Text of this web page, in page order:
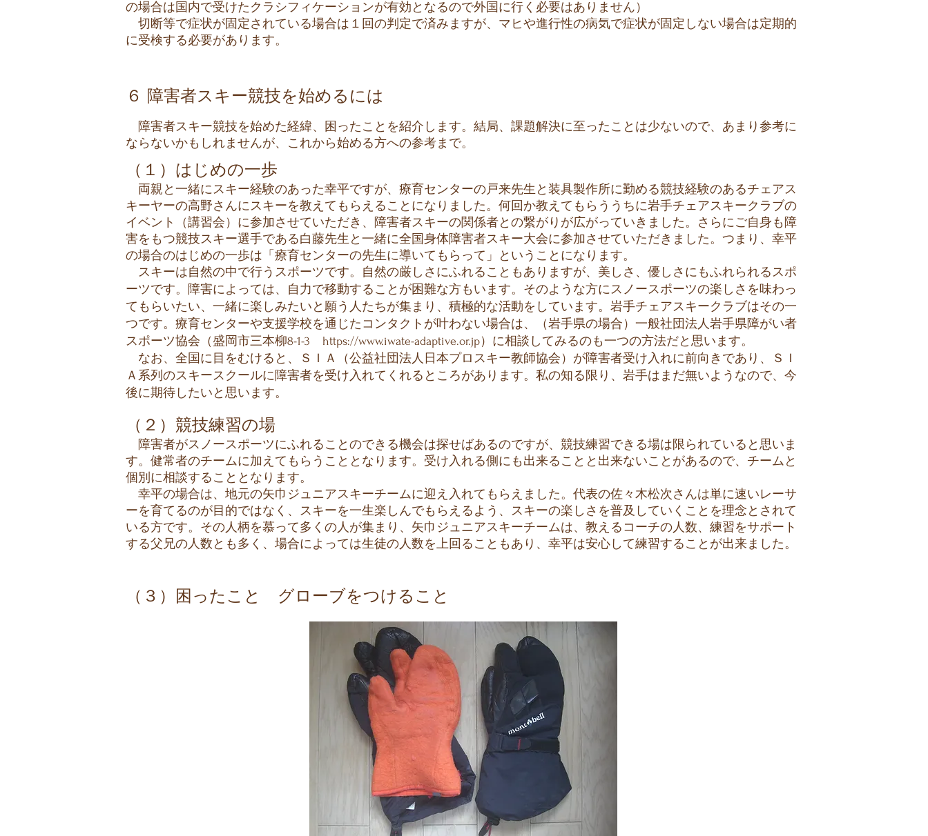
の場合は国内で受けたクラシフィケーションが有効となるので外国に行く必要はありません）
​ 切断等で症状が固定されている場合は１回の判定で済みますが、マヒや進行性の病気で症状が固定しない場合は定期的
に受検する必要があります。
​６ 障害者スキー競技を始めるには
障害者スキー競技を始めた経緯、困ったことを紹介します。結局、課題解決に至ったことは少ないので、あまり参考に
ならないかもしれませんが、これから始める方への参考まで。
（１）はじめの一歩
両親と一緒にスキー経験のあった幸平ですが、療育センターの戸来先生と装具製作所に勤める競技経験のあるチェアス
キーヤーの高野さんにスキーを教えてもらえることになりました。何回か教えてもらううちに岩手チェアスキークラブの
イベント（講習会）に参加させていただき、障害者スキーの関係者との繋がりが広がっていきました。さらにご自身も障
害をもつ競技スキー選手である白藤先生と一緒に全国身体障害者スキー大会に参加させていただきました。つまり、幸平
の場合のはじめの一歩は「療育センターの先生に導いてもらって」ということになります。
スキーは自然の中で行うスポーツです。自然の厳しさにふれることもありますが、美しさ、優しさにもふれられるスポ
ーツです。障害によっては、自力で移動することが困難な方もいます。そのような方にスノースポーツの楽しさを味わっ
てもらいたい、一緒に楽しみたいと願う人たちが集まり、積極的な活動をしています。岩手チェアスキークラブはその一
つです。療育センターや支援学校を通じたコンタクトが叶わない場合は、（岩手県の場合）一般社団法人岩手県障がい者
スポーツ協会（盛岡市三本柳8-1-3 https://www.iwate-adaptive.or.jp）に相談してみるのも一つの方法だと思います。
なお、全国に目をむけると、ＳＩＡ（公益社団法人日本プロスキー教師協会）が障害者受け入れに前向きであり、ＳＩ
Ａ系列のスキースクールに障害者を受け入れてくれるところがあります。私の知る限り、岩手はまだ無いようなので、今
後に期待したいと思います。
（２）競技練習の場
障害者がスノースポーツにふれることのできる機会は探せばあるのですが、競技練習できる場は限られていると思いま
す。健常者のチームに加えてもらうこととなります。受け入れる側にも出来ることと出来ないことがあるので、チームと
個別に相談することとなります。
幸平の場合は、地元の矢巾ジュニアスキーチームに迎え入れてもらえました。代表の佐々木松次さんは単に速いレーサ
ーを育てるのが目的ではなく、スキーを一生楽しんでもらえるよう、スキーの楽しさを普及していくことを理念とされて
いる方です。その人柄を慕って多くの人が集まり、矢巾ジュニアスキーチームは、教えるコーチの人数、練習をサポート
する父兄の人数とも多く、場合によっては生徒の人数を上回ることもあり、幸平は安心して練習することが出来ました。
（３）困ったこと グローブをつけること